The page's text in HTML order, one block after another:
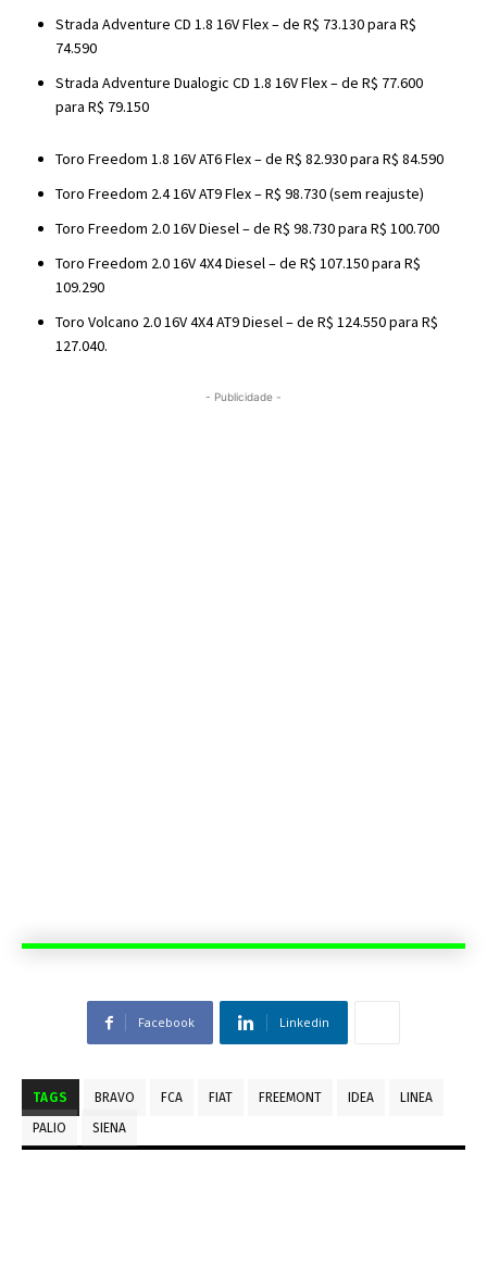
Strada Adventure CD 1.8 16V Flex – de R$ 73.130 para R$
74.590
Strada Adventure Dualogic CD 1.8 16V Flex – de R$ 77.600
para R$ 79.150
Toro Freedom 1.8 16V AT6 Flex – de R$ 82.930 para R$ 84.590
Toro Freedom 2.4 16V AT9 Flex – R$ 98.730 (sem reajuste)
Toro Freedom 2.0 16V Diesel – de R$ 98.730 para R$ 100.700
Toro Freedom 2.0 16V 4X4 Diesel – de R$ 107.150 para R$
109.290
Toro Volcano 2.0 16V 4X4 AT9 Diesel – de R$ 124.550 para R$
127.040.
- Publicidade -
Facebook Linkedin
TAGS BRAVO FCA FIAT FREEMONT IDEA
LINEA
PALIO
SIENA